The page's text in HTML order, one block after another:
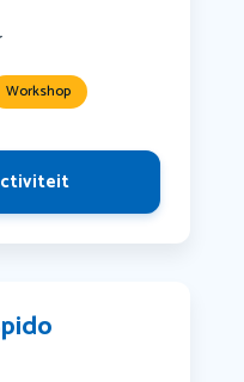
Workshop